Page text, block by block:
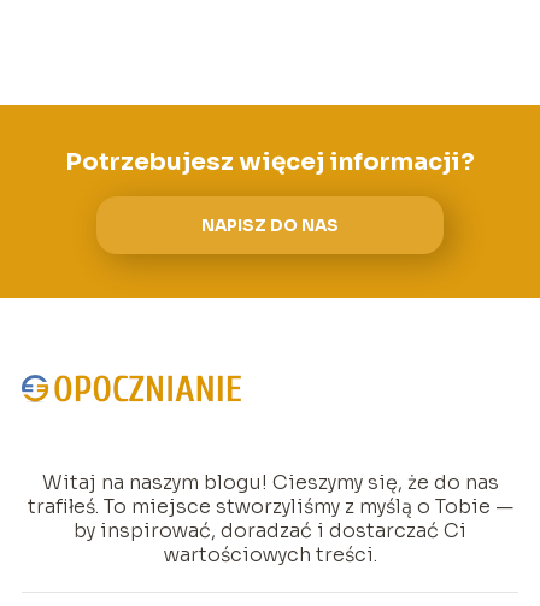
Potrzebujesz więcej informacji?
NAPISZ DO NAS
Witaj na naszym blogu! Cieszymy się, że do nas
trafiłeś. To miejsce stworzyliśmy z myślą o Tobie —
by inspirować, doradzać i dostarczać Ci
wartościowych treści.